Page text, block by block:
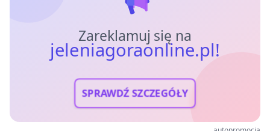
Zareklamuj się na
jeleniagoraonline.pl!
SPRAWDŹ SZCZEGÓŁY